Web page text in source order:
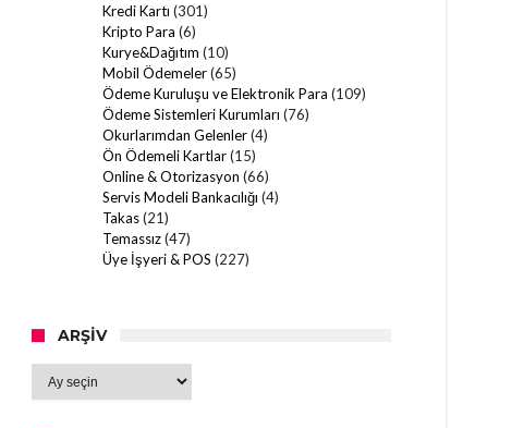
Kredi Kartı (301)
Kripto Para (6)
Kurye&Dağıtım (10)
Mobil Ödemeler(65)
Ödeme Kuruluşu ve Elektronik Para (109)
Ödeme Sistemleri Kurumları (76)
Okurlarımdan Gelenler(4)
Ön Ödemeli Kartlar(15)
Online & Otorizasyon (66)
Servis Modeli Bankacılığı (4)
Takas(21)
Temassız(47)
Üye İşyeri & POS (227)
ARŞIV